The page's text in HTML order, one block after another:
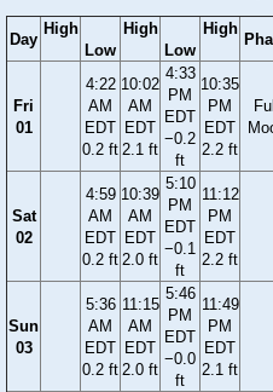
Day
High
Low
High
Low
High
Fri
01
4:22
AM
EDT
0.2 ft
10:02
AM
EDT
2.1 ft
4:33
PM
EDT
−0.2
ft
10:35
PM
EDT
2.2 ft
Full
Sat
02
4:59
AM
EDT
0.2 ft
10:39
AM
EDT
2.0 ft
5:10
PM
EDT
−0.1
ft
11:12
PM
EDT
2.2 ft
Sun
03
5:36
AM
EDT
0.2 ft
11:15
AM
EDT
2.0 ft
5:46
PM
EDT
−0.0
ft
11:49
PM
EDT
2.1 ft